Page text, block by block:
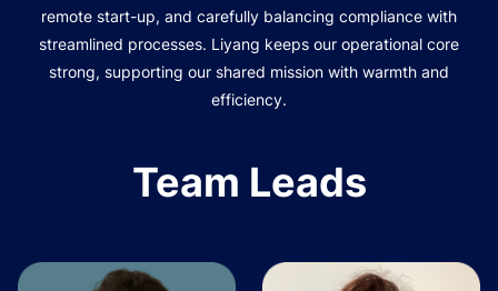
remote start-up, and carefully balancing compliance with
streamlined processes. Liyang keeps our operational core
strong, supporting our shared mission with warmth and
efficiency.
Team Leads